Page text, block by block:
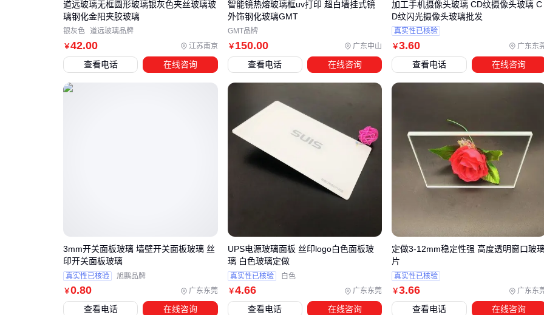
固定配件：浴室或楼梯等特殊场景需使用防水防锈的
，普通无痕挂钩难以应对潮湿环境
防护材料：大面积玻璃框建议加贴防爆膜，既不影响透光性
又能降低破碎风险
仅能突出展品，其低发热特性也避免长期照射导致玻璃框变
形。选择时需注意灯具的显色指数，避免失真。
五、玻璃框长期使用的三个关键细节
日常清洁应避免使用含研磨剂的 玻璃清洁剂
，微划痕会逐渐
影响透光率。浓缩型清洁剂配合超细纤维布能更好保护表面镀
环境适应性常被低估：
湿度高的空间要定期检查金属配件是否氧化
阳光直射位置需每季度调整悬挂角度，防止局部过热
儿童活动区域的玻璃框建议采用夹胶工艺
￥42.00 江苏南京
道远玻璃无框圆形玻璃银灰色夹丝玻璃玻
璃钢化金阳夹胶玻璃
银灰色 道远玻璃品牌
查看电话 在线咨询
￥150.00 广东中山
智能镜热熔玻璃框uv打印 超白墙挂式镜
外饰钢化玻璃GMT
GMT品牌
查看电话 在线咨询
￥3.60 广东东
加工手机摄像头玻璃 CD纹摄像头玻璃 C
D纹闪光摄像头玻璃批发
真实性已核验
查看电话 在线咨询
￥0.80 广东东莞
3mm开关面板玻璃 墙壁开关面板玻璃 丝
印开关面板玻璃
真实性已核验 旭鹏品牌
查看电话 在线咨询
￥4.66 广东东莞
UPS电源玻璃面板 丝印logo白色面板玻
璃 白色玻璃定做
真实性已核验 白色
查看电话 在线咨询
￥3.66 广东东
定做3-12mm稳定性强 高度透明窗口玻
片
真实性已核验
查看电话 在线咨询